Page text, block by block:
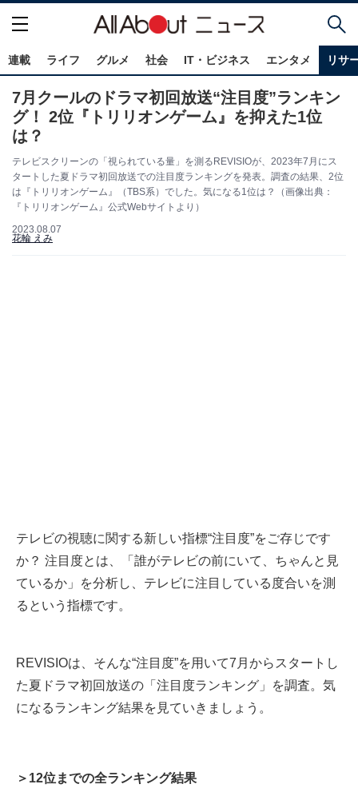
連載 ライフ グルメ 社会 IT・ビジネス エンタメ リサ
7月クールのドラマ初回放送“注目度”ランキン
グ！ 2位『トリリオンゲーム』を抑えた1位
は？
テレビスクリーンの「視られている量」を測るREVISIOが、2023年7月にス
タートした夏ドラマ初回放送での注目度ランキングを発表。調査の結果、2位
は『トリリオンゲーム』（TBS系）でした。気になる1位は？（画像出典：
『トリリオンゲーム』公式Webサイトより）
2023.08.07
花輪 えみ
テレビの視聴に関する新しい指標“注目度”をご存じです
か？ 注目度とは、「誰がテレビの前にいて、ちゃんと見
ているか」を分析し、テレビに注目している度合いを測
るという指標です。
REVISIOは、そんな“注目度”を用いて7月からスタートし
た夏ドラマ初回放送の「注目度ランキング」を調査。気
になるランキング結果を見ていきましょう。
＞12位までの全ランキング結果